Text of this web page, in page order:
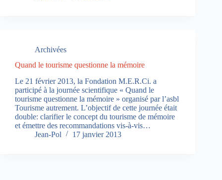
Archivées
Quand le tourisme questionne la mémoire
Le 21 février 2013, la Fondation M.E.R.Ci. a
participé à la journée scientifique « Quand le
tourisme questionne la mémoire » organisé par l’asbl
Tourisme autrement. L’objectif de cette journée était
double: clarifier le concept du tourisme de mémoire
et émettre des recommandations vis-à-vis…
Jean-Pol
17 janvier 2013